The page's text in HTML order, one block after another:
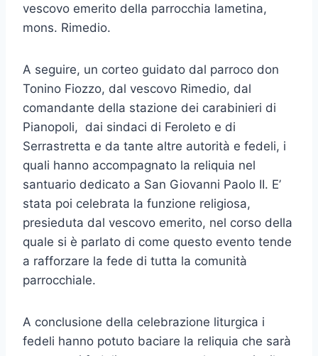
vescovo emerito della parrocchia lametina,
mons. Rimedio.
A seguire, un corteo guidato dal parroco don
Tonino Fiozzo, dal vescovo Rimedio, dal
comandante della stazione dei carabinieri di
Pianopoli, dai sindaci di Feroleto e di
Serrastretta e da tante altre autorità e fedeli, i
quali hanno accompagnato la reliquia nel
santuario dedicato a San Giovanni Paolo II. E’
stata poi celebrata la funzione religiosa,
presieduta dal vescovo emerito, nel corso della
quale si è parlato di come questo evento tende
a rafforzare la fede di tutta la comunità
parrocchiale.
A conclusione della celebrazione liturgica i
fedeli hanno potuto baciare la reliquia che sarà